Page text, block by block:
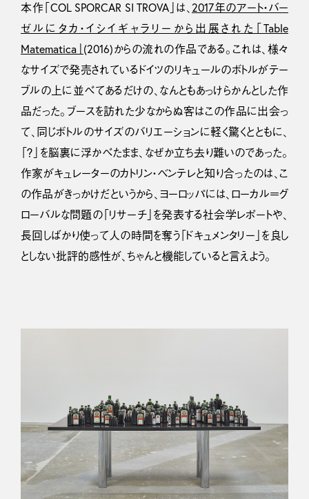
本作「COL SPORCAR SI TROVA」は、 2017年のアート・バー
ゼルにタカ・イシイギャラリーから出展された「Table
Matematica」 (2016)からの流れの作品である。これは、様々
なサイズで発売されているドイツのリキュールのボトルがテー
ブルの上に並べてあるだけの、なんともあっけらかんとした作
品だった。ブースを訪れた少なからぬ客はこの作品に出会っ
て、同じボトルのサイズのバリエーションに軽く驚くとともに、
「？」を脳裏に浮かべたまま、なぜか立ち去り難いのであった。
作家がキュレーターのカトリン・ベンテレと知り合ったのは、こ
の作品がきっかけだというから、ヨーロッパには、ローカル＝グ
ローバルな問題の「リサーチ」を発表する社会学レポートや、
長回しばかり使って人の時間を奪う「ドキュメンタリー」を良し
としない批評的感性が、ちゃんと機能していると言えよう。